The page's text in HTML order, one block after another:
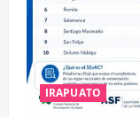
IRAPUATO